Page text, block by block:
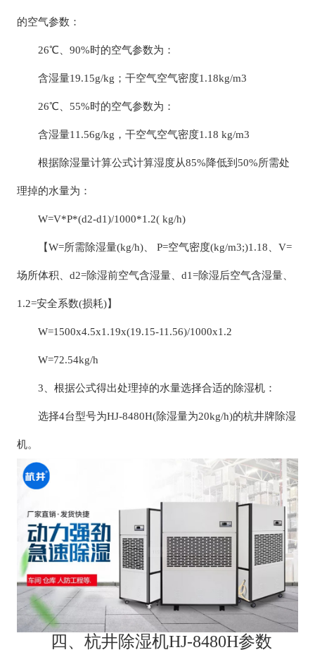
的空气参数：
26℃、90%时的空气参数为：
含湿量19.15g/kg；干空气空气密度1.18kg/m3
26℃、55%时的空气参数为：
含湿量11.56g/kg，干空气空气密度1.18 kg/m3
根据除湿量计算公式计算湿度从85%降低到50%所需处
理掉的水量为：
W=V*P*(d2-d1)/1000*1.2( kg/h)
【W=所需除湿量(kg/h)、 P=空气密度(kg/m3;)1.18、V=
场所体积、d2=除湿前空气含湿量、d1=除湿后空气含湿量、
1.2=安全系数(损耗)】
W=1500x4.5x1.19x(19.15-11.56)/1000x1.2
W=72.54kg/h
3、根据公式得出处理掉的水量选择合适的除湿机：
选择4台型号为HJ-8480H(除湿量为20kg/h)的杭井牌除湿
机。
四、杭井除湿机HJ-8480H参数